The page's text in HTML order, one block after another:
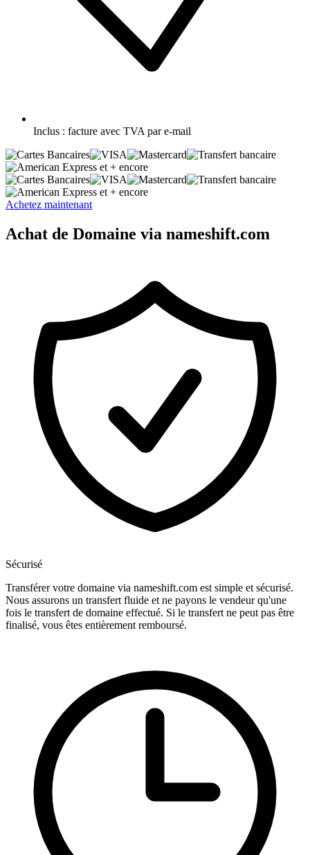
Inclus : facture avec TVA par e-mail
et + encore
et + encore
Achetez maintenant
Achat de Domaine via nameshift.com
Sécurisé
Transférer votre domaine via nameshift.com est simple et sécurisé.
Nous assurons un transfert fluide et ne payons le vendeur qu'une
fois le transfert de domaine effectué. Si le transfert ne peut pas être
finalisé, vous êtes entièrement remboursé.